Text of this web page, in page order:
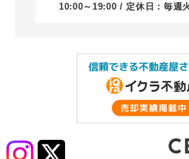
10:00～19:00 / 定休日：毎週